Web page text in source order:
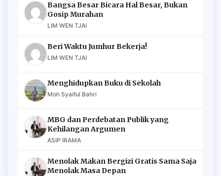
Bangsa Besar Bicara Hal Besar, Bukan
Gosip Murahan
LIM WEN TJAI
Beri Waktu Jumhur Bekerja!
LIM WEN TJAI
Menghidupkan Buku di Sekolah
Moh Syaiful Bahri
MBG dan Perdebatan Publik yang
Kehilangan Argumen
ASIP IRAMA
Menolak Makan Bergizi Gratis Sama Saja
Menolak Masa Depan